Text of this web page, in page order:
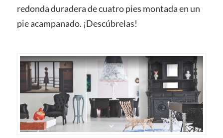
redonda duradera de cuatro pies montada en un
pie acampanado. ¡Descúbrelas!